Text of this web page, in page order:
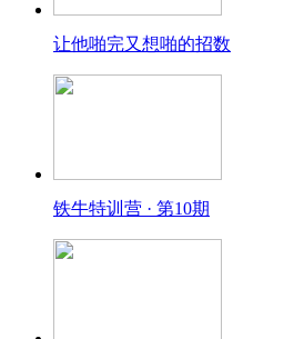
让他啪完又想啪的招数
铁牛特训营 · 第10期